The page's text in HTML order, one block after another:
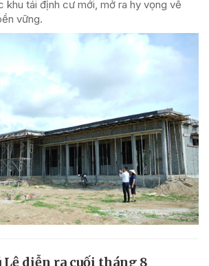
khu tái định cư mới, mở ra hy vọng về
vững.
Lệ diễn ra cuối tháng 8